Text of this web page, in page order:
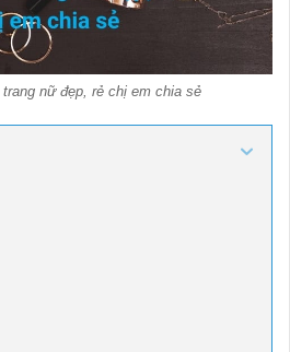
nữ đẹp, rẻ chị em chia sẻ